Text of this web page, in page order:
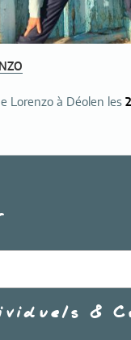
Lorenzo à Déolen les
&